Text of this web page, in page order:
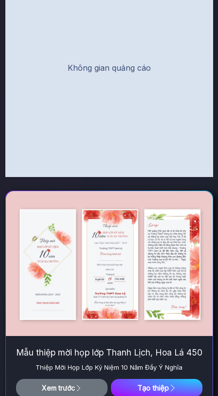
Mẫu thiệp mời họp lớp Thanh Lịch, Hoa Lá 450
Thiệp Mời Họp Lớp Kỷ Niệm 10 Năm Đầy Ý Nghĩa
Xem trước Tạo thiệp